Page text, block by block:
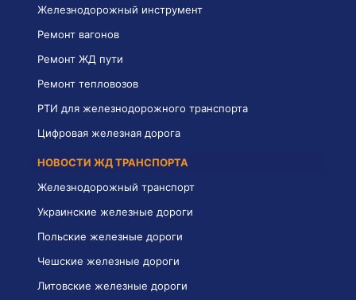
Железнодорожный инструмент
Ремонт вагонов
Ремонт ЖД пути
Ремонт тепловозов
РТИ для железнодорожного транспорта
Цифровая железная дорога
НОВОСТИ ЖД ТРАНСПОРТА
Железнодорожный транспорт
Украинские железные дороги
Польские железные дороги
Чешские железные дороги
Литовские железные дороги